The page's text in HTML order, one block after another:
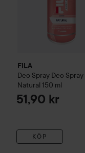
FILA
Deo Spray Deo Spray
Natural 150 ml
51,90 kr
KÖP